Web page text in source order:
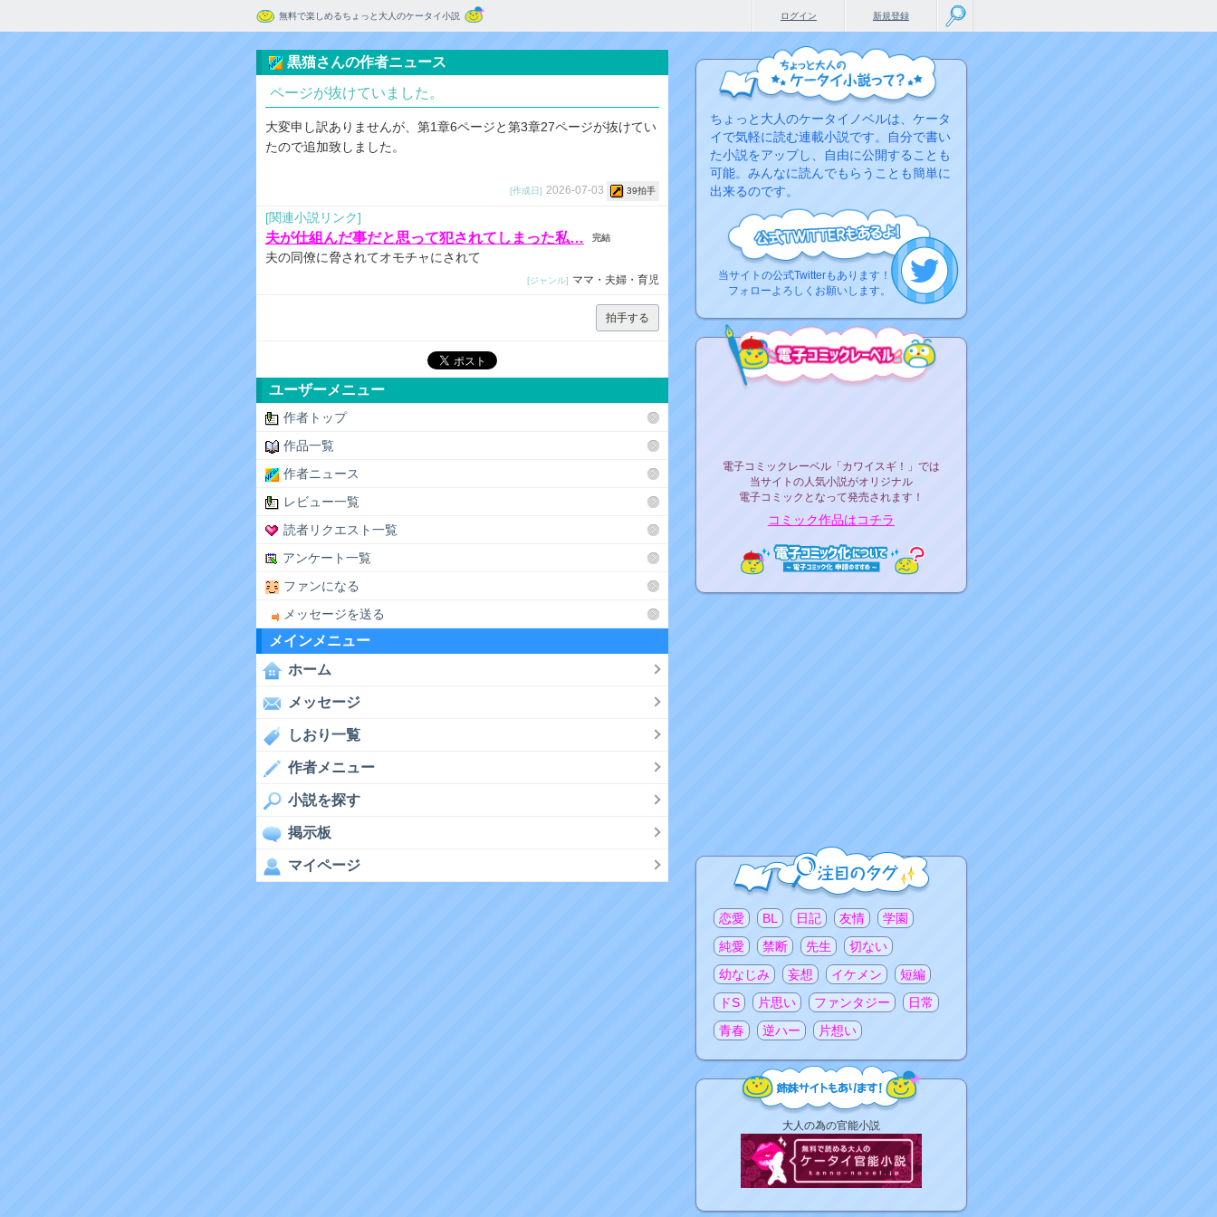
無料で楽しめるちょっと大人のケータイ小説 新規登録
ログイン
黒猫さんの作者ニュース
ページが抜けていました。
大変申し訳ありませんが、第1章6ページと第3章27ページが抜けてい
たので追加致しました。
[作成日] 2026-07-03 39拍手
[関連小説リンク]
夫が仕組んだ事だと思って犯されてしまった私… 完結
夫の同僚に脅されてオモチャにされて
[ジャンル] ママ・夫婦・育児
拍手する
ユーザーメニュー
作者トップ
作品一覧
作者ニュース
レビュー一覧
読者リクエスト一覧
アンケート一覧
ファンになる
メッセージを送る
メインメニュー
ホーム
メッセージ
しおり一覧
作者メニュー
小説を探す
掲示板
マイページ
ちょっと大人のケータイノベルは、ケータ
イで気軽に読む連載小説です。自分で書い
た小説をアップし、自由に公開することも
可能。みんなに読んでもらうことも簡単に
出来るのです。
当サイトの公式Twitterもあります！
フォローよろしくお願いします。
電子コミックレーベル「カワイスギ！」では
当サイトの人気小説がオリジナル
電子コミックとなって発売されます！
コミック作品はコチラ
注目のタグ
恋愛 BL 日記 友情
学園
純愛
禁断 先生
切ない
幼なじみ
妄想 イケメン
短編
ドS
片思い ファンタジー
日常
青春
逆ハー 片想い
大人の為の官能小説